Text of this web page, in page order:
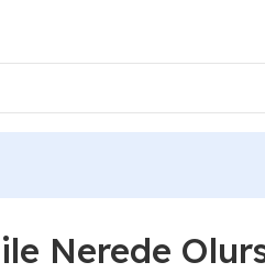
Nerede